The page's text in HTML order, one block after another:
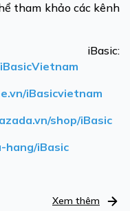
tham khảo các kênh
iBasic:
iBasicvietnam
shop/iBasic
hang/iBasic
Xem thêm